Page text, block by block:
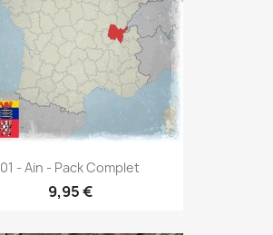
01 - Ain - Pack Complet
9,95 €